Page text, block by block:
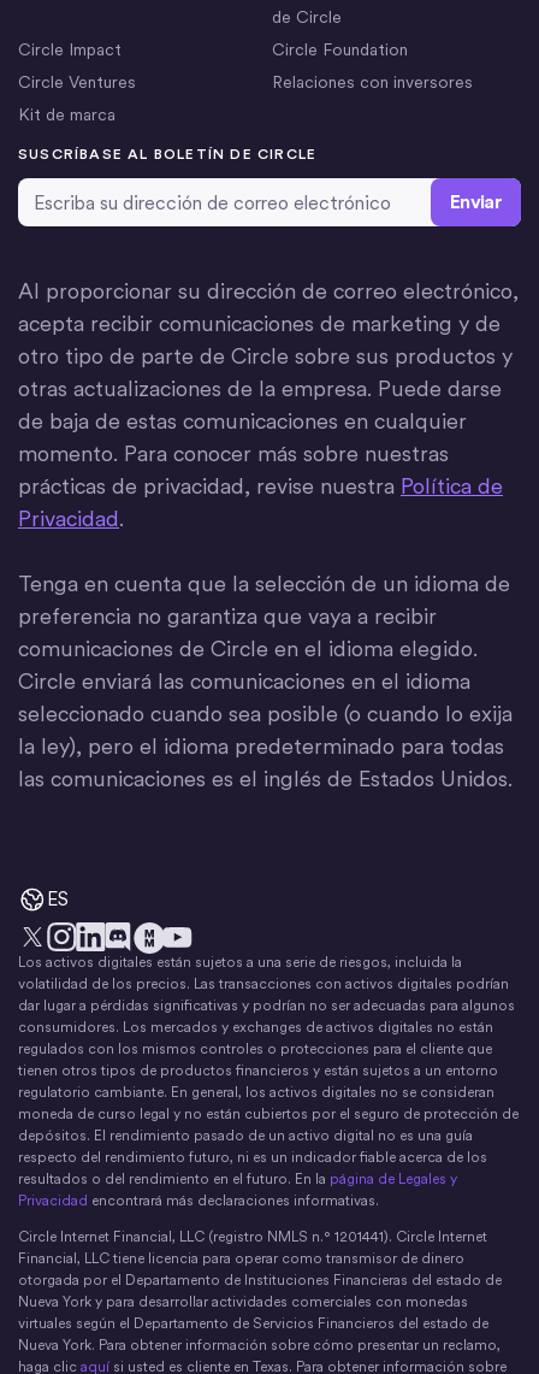
de Circle
Circle Impact
Circle Foundation
Circle Ventures
Relaciones con inversores
Kit de marca
SUSCRÍBASE AL BOLETÍN DE CIRCLE
Dirección de correo electrónico
Al proporcionar su dirección de correo electrónico,
acepta recibir comunicaciones de marketing y de
otro tipo de parte de Circle sobre sus productos y
otras actualizaciones de la empresa. Puede darse
de baja de estas comunicaciones en cualquier
momento. Para conocer más sobre nuestras
prácticas de privacidad, revise nuestra Política de
Privacidad.
Tenga en cuenta que la selección de un idioma de
preferencia no garantiza que vaya a recibir
comunicaciones de Circle en el idioma elegido.
Circle enviará las comunicaciones en el idioma
seleccionado cuando sea posible (o cuando lo exija
la ley), pero el idioma predeterminado para todas
las comunicaciones es el inglés de Estados Unidos.
ES
X Instagram
LinkedIn
DiscordEl movimiento del dinero
YouTube
Los activos digitales están sujetos a una serie de riesgos, incluida la
volatilidad de los precios. Las transacciones con activos digitales podrían
dar lugar a pérdidas significativas y podrían no ser adecuadas para algunos
consumidores. Los mercados y exchanges de activos digitales no están
regulados con los mismos controles o protecciones para el cliente que
tienen otros tipos de productos financieros y están sujetos a un entorno
regulatorio cambiante. En general, los activos digitales no se consideran
moneda de curso legal y no están cubiertos por el seguro de protección de
depósitos. El rendimiento pasado de un activo digital no es una guía
respecto del rendimiento futuro, ni es un indicador fiable acerca de los
resultados o del rendimiento en el futuro. En la página de Legales y
Privacidad encontrará más declaraciones informativas.
Circle Internet Financial, LLC (registro NMLS n.° 1201441). Circle Internet
Financial, LLC tiene licencia para operar como transmisor de dinero
otorgada por el Departamento de Instituciones Financieras del estado de
Nueva York y para desarrollar actividades comerciales con monedas
virtuales según el Departamento de Servicios Financieros del estado de
Nueva York. Para obtener información sobre cómo presentar un reclamo,
haga clic aquí si usted es cliente en Texas. Para obtener información sobre